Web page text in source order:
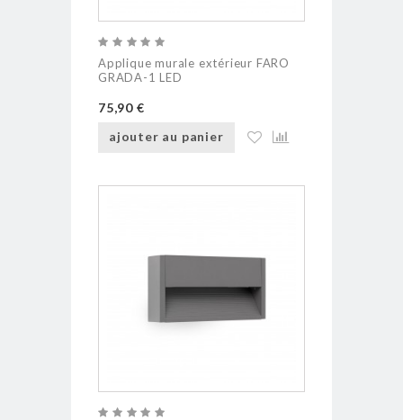
Applique murale extérieur FARO
GRADA-1 LED
75,90 €
ajouter au panier